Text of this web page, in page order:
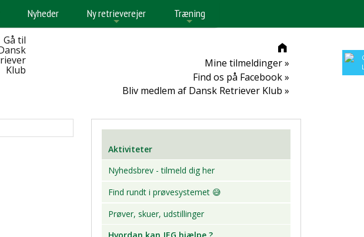
Nyheder Ny retrieverejer Træning
Mine tilmeldinger »
Find os på Facebook »
Bliv medlem af Dansk Retriever Klub »
Aktiviteter
Nyhedsbrev - tilmeld dig her
Find rundt i prøvesystemet 😅
Prøver, skuer, udstillinger